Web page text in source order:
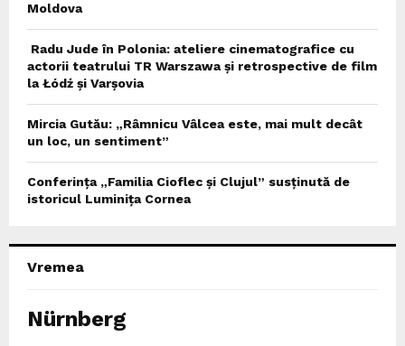
Moldova
Radu Jude în Polonia: ateliere cinematografice cu
actorii teatrului TR Warszawa și retrospective de film
la Łódź și Varșovia
Mircia Gutău: „Râmnicu Vâlcea este, mai mult decât
un loc, un sentiment”
Conferința „Familia Cioflec și Clujul” susținută de
istoricul Luminița Cornea
Vremea
Nürnberg